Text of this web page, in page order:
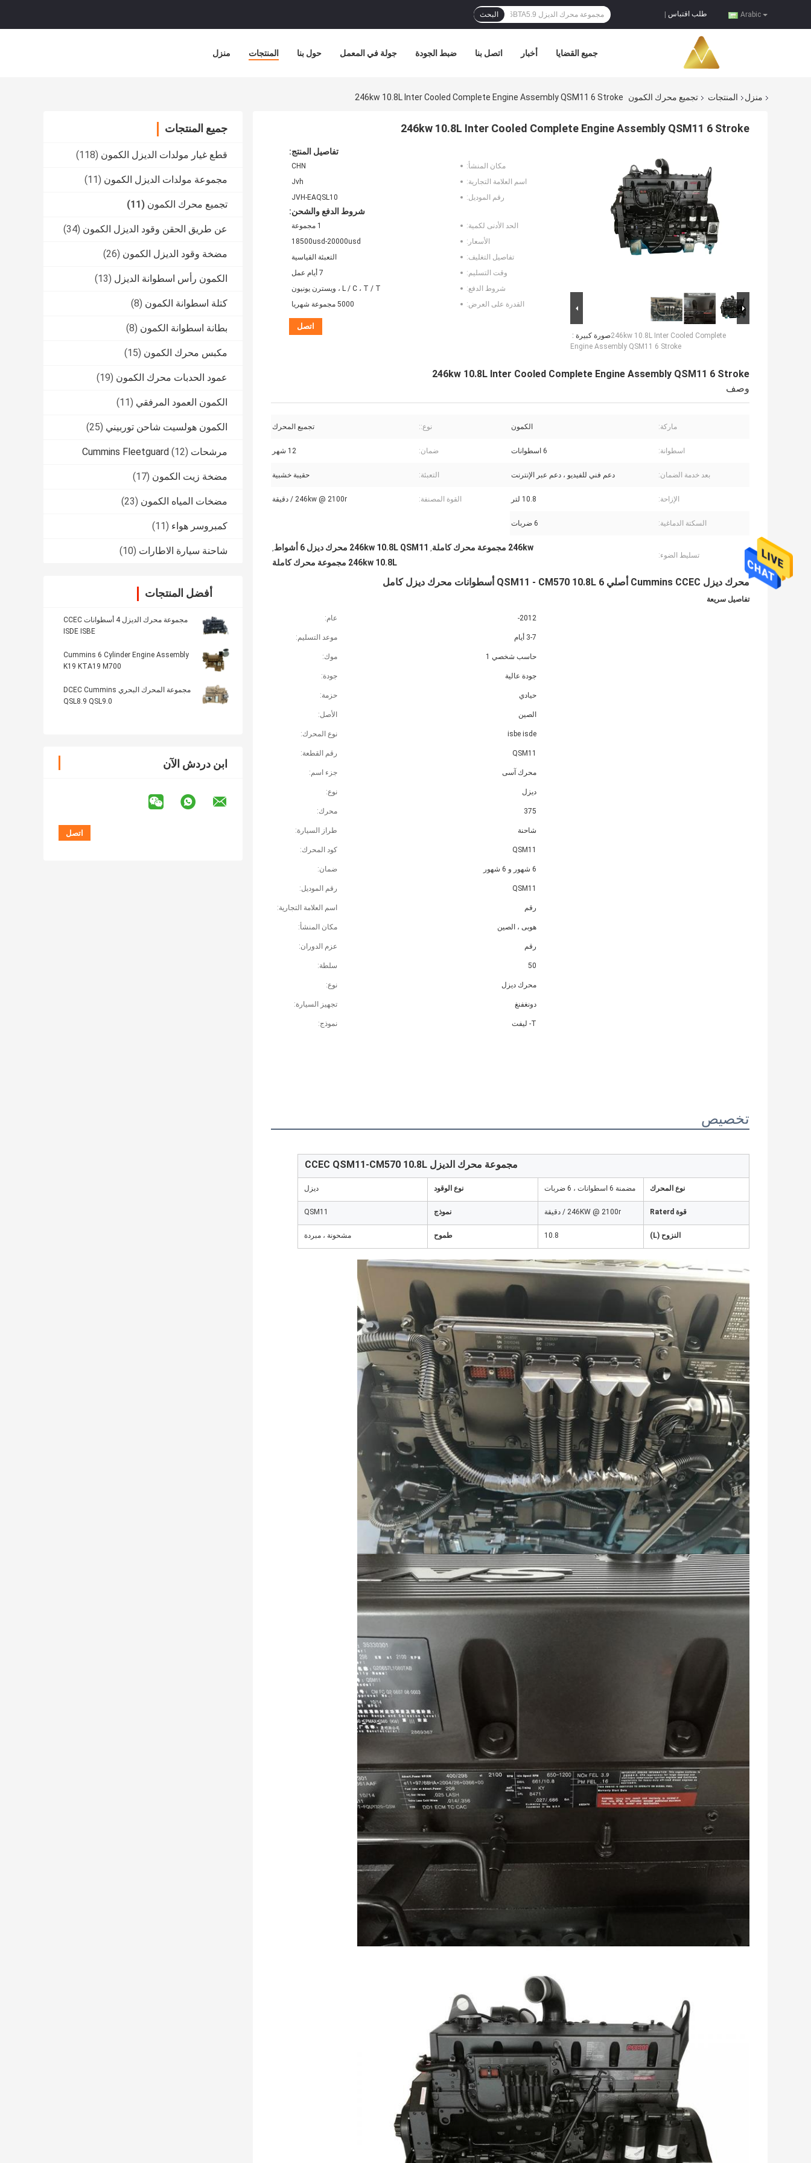
اترك رسالة
إرسال
Arabic طلب اقتباس البحث
منزل المنتجات حول بنا جولة في المعمل ضبط الجودة اتصل بنا أخبار جميع القضايا
منزل المنتجات تجميع محرك الكمون 246kw 10.8L Inter Cooled Complete Engine Assembly QSM11 6 Stroke
جميع المنتجات
قطع غيار مولدات الديزل الكمون (118)
مجموعة مولدات الديزل الكمون (11)
تجميع محرك الكمون (11)
عن طريق الحقن وقود الديزل الكمون (34)
مضخة وقود الديزل الكمون (26)
الكمون رأس اسطوانة الديزل (13)
كتلة اسطوانة الكمون (8)
بطانة اسطوانة الكمون (8)
مكبس محرك الكمون (15)
عمود الحدبات محرك الكمون (19)
الكمون العمود المرفقي (11)
الكمون هولسيت شاحن توربيني (25)
مرشحات Cummins Fleetguard (12)
مضخة زيت الكمون (17)
مضخات المياه الكمون (23)
كمبروسر هواء (11)
شاحنة سيارة الاطارات (10)
أفضل المنتجات
مجموعة محرك الديزل 4 أسطوانات CCEC
ISDE ISBE
Cummins 6 Cylinder Engine Assembly
K19 KTA19 M700
مجموعة المحرك البحري DCEC Cummins
QSL8.9 QSL9.0
ابن دردش الآن
246kw 10.8L Inter Cooled Complete Engine Assembly QSM11 6 Stroke
صورة كبيرة :246kw 10.8L Inter Cooled Complete
Engine Assembly QSM11 6 Stroke
تفاصيل المنتج:
مكان المنشأ:
CHN
اسم العلامة التجارية:
Jvh
رقم الموديل:
JVH-EAQSL10
شروط الدفع والشحن:
الحد الأدنى لكمية:
1 مجموعة
الأسعار:
18500usd-20000usd
تفاصيل التغليف:
التعبئة القياسية
وقت التسليم:
7 أيام عمل
شروط الدفع:
L / C ، T / T ، ويسترن يونيون
القدرة على العرض:
5000 مجموعة شهريا
اتصل
246kw 10.8L Inter Cooled Complete Engine Assembly QSM11 6 Stroke
وصف
ماركة: الكمون نوع:: تجميع المحرك
اسطوانة: 6 اسطوانات ضمان: 12 شهر
بعد خدمة الضمان: دعم فني للفيديو ، دعم عبر الإنترنت التعبئة: حقيبة خشبية
الإزاحة: 10.8 لتر القوة المصنفة: 246kw @ 2100r / دقيقة
السكتة الدماغية: 6 ضربات
تسليط الضوء:
246kw مجموعة محرك كاملة , 246kw 10.8L QSM11 محرك ديزل 6 أشواط ,
246kw 10.8L مجموعة محرك كاملة
محرك ديزل Cummins CCEC أصلي QSM11 - CM570 10.8L 6 أسطوانات محرك ديزل كامل
تفاصيل سريعة
عام: 2012-
موعد التسليم: 3-7 أيام
موك: حاسب شخصي 1
جودة: جودة عالية
حزمة: حيادي
الأصل: الصين
نوع المحرك: isbe isde
رقم القطعة: QSM11
جزء اسم: محرك آسى
نوع: ديزل
محرك: 375
طراز السيارة: شاحنة
كود المحرك: QSM11
ضمان: 6 شهور و 6 شهور
رقم الموديل: QSM11
اسم العلامة التجارية: رقم
مكان المنشأ: هوبى ، الصين
عزم الدوران: رقم
سلطة: 50
نوع: محرك ديزل
تجهيز السيارة: دونغفنغ
نموذج: T- ليفت
تخصيص
مجموعة محرك الديزل CCEC QSM11-CM570 10.8L
نوع المحرك مضمنة 6 اسطوانات ، 6 ضربات نوع الوقود ديزل
قوة Raterd 246KW @ 2100r / دقيقة نموذج QSM11
النزوح (L) 10.8 طموح مشحونة ، مبردة